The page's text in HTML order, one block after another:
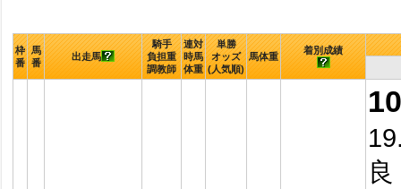
枠
番
馬
番
出走馬
騎手
負担重
調教師
連対
時馬
体重
単勝
オッズ
(人気順)
馬体重
着別成績
10
良